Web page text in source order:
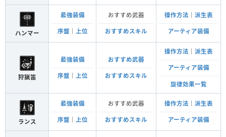
ハンマー
最強装備
序盤 上位
おすすめ武器
おすすめスキル
操作方法 派生表
アーティア装備
狩猟笛
最強装備
序盤 上位
おすすめ武器
おすすめスキル
操作方法 派生表
アーティア装備
旋律効果一覧
ランス
最強装備
序盤 上位
おすすめ武器
おすすめスキル
操作方法 派生表
アーティア装備